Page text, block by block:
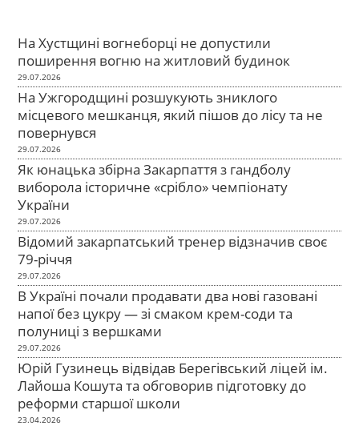
На Хустщині вогнеборці не допустили
поширення вогню на житловий будинок
29.07.2026
На Ужгородщині розшукують зниклого
місцевого мешканця, який пішов до лісу та не
повернувся
29.07.2026
Як юнацька збірна Закарпаття з гандболу
виборола історичне «срібло» чемпіонату
України
29.07.2026
Відомий закарпатський тренер відзначив своє
79-річчя
29.07.2026
В Україні почали продавати два нові газовані
напої без цукру — зі смаком крем-соди та
полуниці з вершками
29.07.2026
Юрій Гузинець відвідав Берегівський ліцей ім.
Лайоша Кошута та обговорив підготовку до
реформи старшої школи
23.04.2026